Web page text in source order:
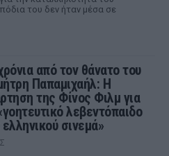
του δεν ήταν μέσα σε
από τον θάνατο του
Παπαμιχαήλ: Η
της Φίνος Φιλμ για
λεβεντόπαιδο
σινεμά»